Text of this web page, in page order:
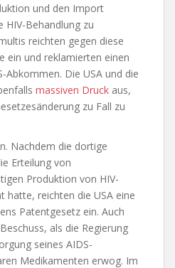
und den Import
HIV-Behandlung zu
reichten gegen diese
ein und reklamierten einen
Abkommen. Die USA und die
massiven Druck aus,
zu Fall zu
Nachdem die dortige
Erteilung von
Produktion von HIV-
hatte, reichten die USA eine
Patentgesetz ein. Auch
als die Regierung
seines AIDS-
Medikamenten erwog. Im